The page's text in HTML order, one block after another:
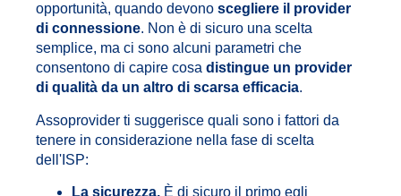
opportunità, quando devono scegliere il provider
di connessione. Non è di sicuro una scelta
semplice, ma ci sono alcuni parametri che
consentono di capire cosa distingue un provider
di qualità da un altro di scarsa efficacia.
Assoprovider ti suggerisce quali sono i fattori da
tenere in considerazione nella fase di scelta
dell'ISP:
La sicurezza. È di sicuro il primo egli